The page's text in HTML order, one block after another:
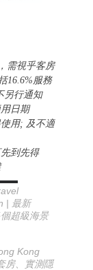
需視乎客房
16.6%服務
另行通知
日期
用; 及不適
到先得
| 最新
超級海景
Kong
房、實測隱